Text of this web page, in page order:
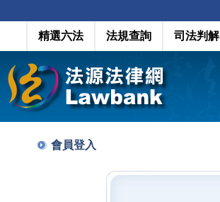
精選六法 法規查詢 司法判解
會員登入